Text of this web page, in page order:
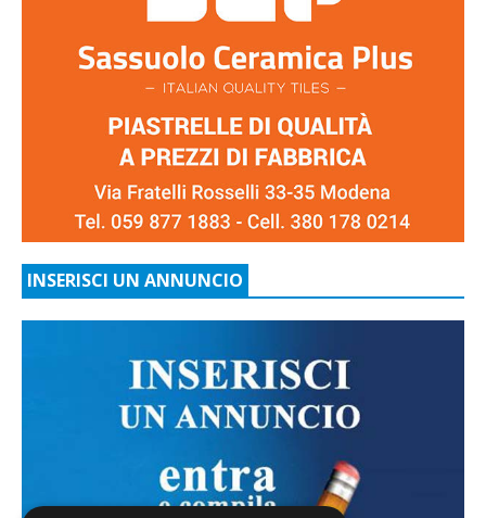
INSERISCI UN ANNUNCIO